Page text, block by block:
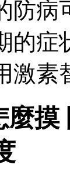
防病
的
激素
麼